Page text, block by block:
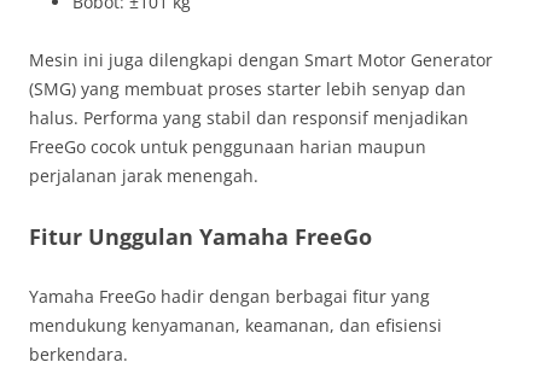
Mesin ini juga dilengkapi dengan Smart Motor Generator
(SMG) yang membuat proses starter lebih senyap dan
halus. Performa yang stabil dan responsif menjadikan
FreeGo cocok untuk penggunaan harian maupun
perjalanan jarak menengah.
Fitur Unggulan Yamaha FreeGo
Yamaha FreeGo hadir dengan berbagai fitur yang
mendukung kenyamanan, keamanan, dan efisiensi
berkendara.